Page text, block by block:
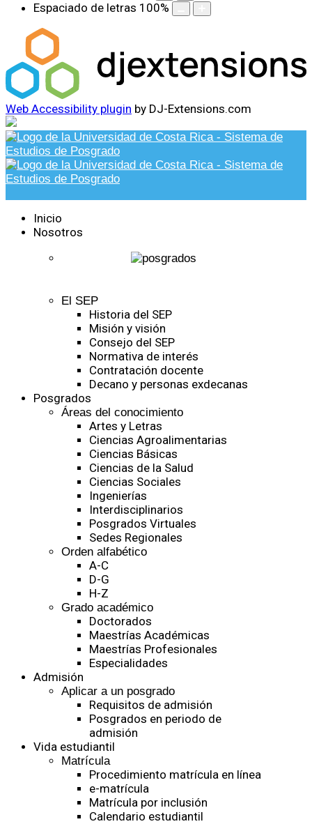
Espaciado de letras 100%
Web Accessibility plugin by DJ-Extensions.com
Inicio
Nosotros
El SEP
Historia del SEP
Misión y visión
Consejo del SEP
Normativa de interés
Contratación docente
Decano y personas exdecanas
Posgrados
Áreas del conocimiento
Artes y Letras
Ciencias Agroalimentarias
Ciencias Básicas
Ciencias de la Salud
Ciencias Sociales
Ingenierías
Interdisciplinarios
Posgrados Virtuales
Sedes Regionales
Orden alfabético
A-C
D-G
H-Z
Grado académico
Doctorados
Maestrías Académicas
Maestrías Profesionales
Especialidades
Admisión
Aplicar a un posgrado
Requisitos de admisión
Posgrados en periodo de
admisión
Vida estudiantil
Matrícula
Procedimiento matrícula en línea
e-matrícula
Matrícula por inclusión
Calendario estudiantil